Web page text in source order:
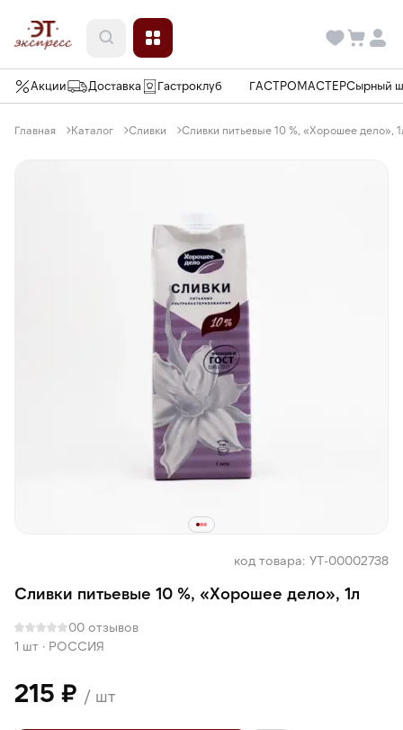
Акции Доставка Гастроклуб ГАСТРОМАСТЕРСырный
Главная Каталог Сливки Сливки питьевые 10 %, «Хорошее дело»,
код товара: УТ-00002738
Сливки питьевые 10 %, «Хорошее дело», 1л
00 отзывов
1 шт · РОССИЯ
215 ₽ / шт